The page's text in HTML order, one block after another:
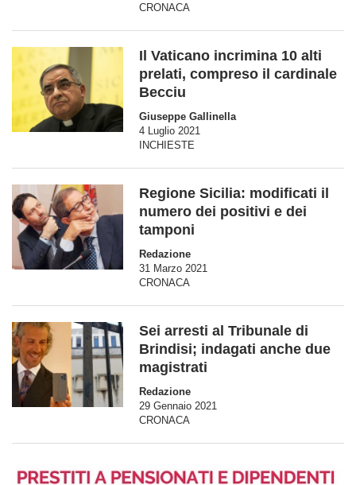
CRONACA
Il Vaticano incrimina 10 alti
prelati, compreso il cardinale
Becciu
Giuseppe Gallinella
4 Luglio 2021
INCHIESTE
Regione Sicilia: modificati il
numero dei positivi e dei
tamponi
Redazione
31 Marzo 2021
CRONACA
Sei arresti al Tribunale di
Brindisi; indagati anche due
magistrati
Redazione
29 Gennaio 2021
CRONACA